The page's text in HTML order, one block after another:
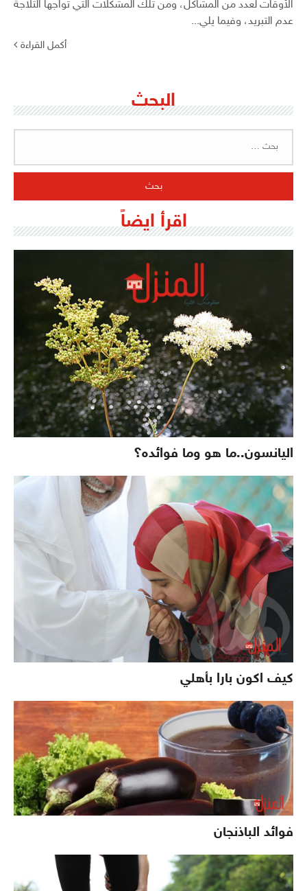
الأوقات لعدد من المشاكل، ومن تلك المشكلات التي تواجها الثلاجة
عدم التبريد، وفيما يلي...
أكمل القراءة
البحث
اقرأ ايضاً
اليانسون..ما هو وما فوائده؟
كيف اكون بارا بأهلي
فوائد الباذنجان